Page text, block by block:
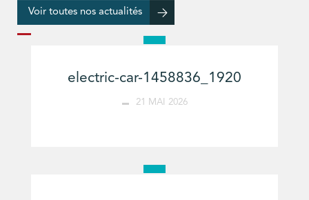
Voir toutes nos actualités
electric-car-1458836_1920
21 MAI 2026